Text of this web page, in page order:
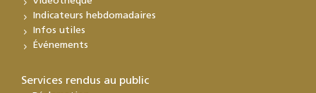
Indicateurs hebdomadaires
Infos utiles
Événements
Services rendus au public